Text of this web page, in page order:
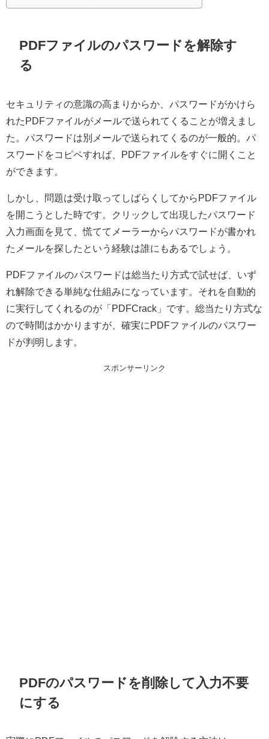
PDFファイルのパスワードを解除す
る
セキュリティの意識の高まりからか、パスワードがかけら
れたPDFファイルがメールで送られてくることが増えまし
た。パスワードは別メールで送られてくるのが一般的。パ
スワードをコピペすれば、PDFファイルをすぐに開くこと
ができます。
しかし、問題は受け取ってしばらくしてからPDFファイル
を開こうとした時です。クリックして出現したパスワード
入力画面を見て、慌ててメーラーからパスワードが書かれ
たメールを探したという経験は誰にもあるでしょう。
PDFファイルのパスワードは総当たり方式で試せば、いず
れ解除できる単純な仕組みになっています。それを自動的
に実行してくれるのが「PDFCrack」です。総当たり方式な
ので時間はかかりますが、確実にPDFファイルのパスワー
ドが判明します。
スポンサーリンク
PDFのパスワードを削除して入力不要
にする